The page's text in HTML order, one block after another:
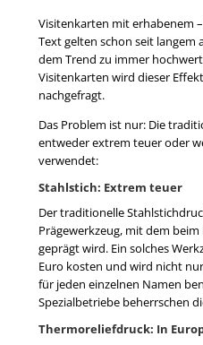
Visitenkarten mit erhabenem
Text gelten schon seit langem
dem Trend zu immer
Visitenkarten wird dieser
nachgefragt.
Das Problem ist nur: Die
entweder extrem teuer oder
verwendet:
Stahlstich: Extrem teuer
Der traditionelle
Prägewerkzeug, mit dem
geprägt wird. Ein solches
Euro kosten und wird nicht
für jeden einzelnen Namen
Spezialbetriebe beherrschen
Thermoreliefdruck: In